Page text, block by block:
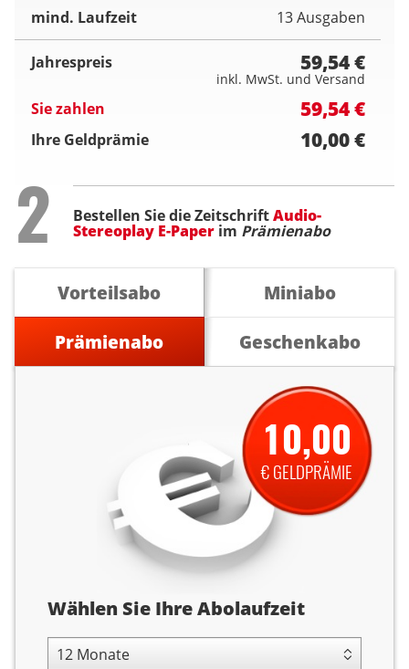
mind. Laufzeit
13 Ausgaben
Jahrespreis 59,54 €
inkl. MwSt. und Versand
Sie zahlen 59,54 €
Ihre Geldprämie 10,00 €
Step
2 Bestellen Sie die ZeitschriftAudio-
Stereoplay E-Paper im Prämienabo
Vorteilsabo
Miniabo
Prämienabo
Geschenkabo
Abolaufzeit
Wählen Sie Ihre Abolaufzeit
10,00
€ GELDPRÄMIE